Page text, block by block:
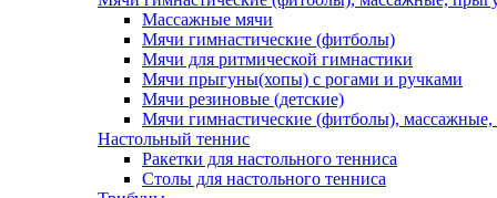
Массажные мячи
Мячи гимнастические (фитболы)
Мячи для ритмической гимнастики
Мячи прыгуны(хопы) с рогами и ручками
Мячи резиновые (детские)
Мячи гимнастические (фитболы),
Настольный теннис
Ракетки для настольного тенниса
Столы для настольного тенниса